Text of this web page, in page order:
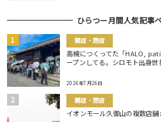
ひらつー月間人気記事
開店・閉店
高槻につくってた「HALO,
ープンしてる。シロモト出身
2026年7月26日
開店・閉店
イオンモール久御山の複数店